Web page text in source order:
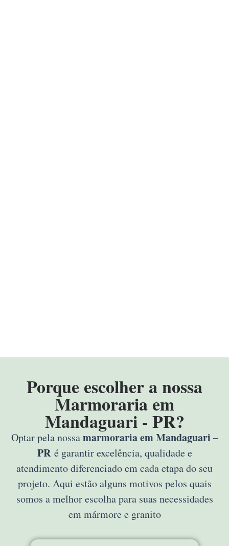
Porque escolher a nossa
Marmoraria em
Mandaguari - PR?
Optar pela nossamarmoraria em Mandaguari –
PRé garantir excelência, qualidade e
atendimento diferenciado em cada etapa do seu
projeto. Aqui estão alguns motivos pelos quais
somos a melhor escolha para suas necessidades
em mármore e granito